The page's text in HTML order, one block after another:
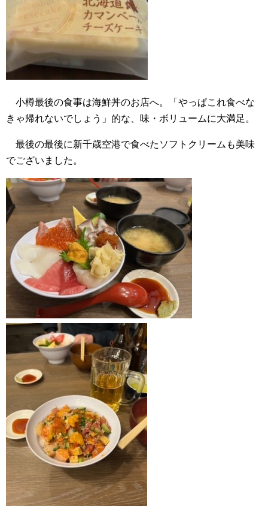
小樽最後の食事は海鮮丼のお店へ。「やっぱこれ食べな
きゃ帰れないでしょう」的な、味・ボリュームに大満足。
最後の最後に新千歳空港で食べたソフトクリームも美味
でございました。